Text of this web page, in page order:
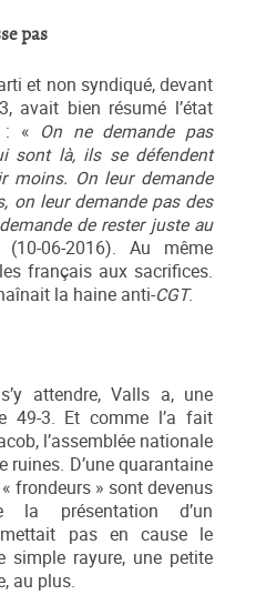
pas
et non syndiqué, devant
avait bien résumé l’état
: « On ne demande pas
sont là, ils se défendent
moins. On leur demande
on leur demande pas des
de rester juste au
(10-06-2016). Au même
français aux sacrifices.
la haine anti-CGT.
attendre, Valls a, une
49-3. Et comme l’a fait
l’assemblée nationale
ruines. D’une quarantaine
frondeurs » sont devenus
la présentation d’un
pas en cause le
simple rayure, une petite
au plus.